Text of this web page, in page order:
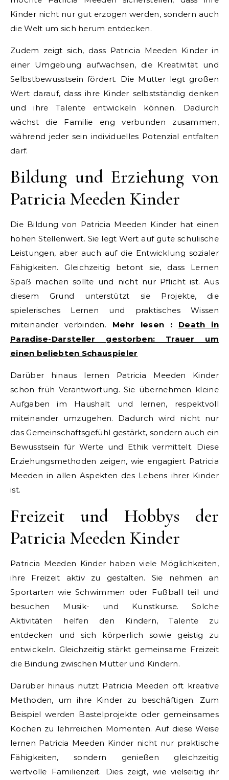
Kinder nicht nur gut erzogen werden, sondern auch
die Welt um sich herum entdecken.
Zudem zeigt sich, dass Patricia Meeden Kinder in
einer Umgebung aufwachsen, die Kreativität und
Selbstbewusstsein fördert. Die Mutter legt großen
Wert darauf, dass ihre Kinder selbstständig denken
und ihre Talente entwickeln können. Dadurch
wächst die Familie eng verbunden zusammen,
während jeder sein individuelles Potenzial entfalten
darf.
Bildung und Erziehung von
Patricia Meeden Kinder
Die Bildung von Patricia Meeden Kinder hat einen
hohen Stellenwert. Sie legt Wert auf gute schulische
Leistungen, aber auch auf die Entwicklung sozialer
Fähigkeiten. Gleichzeitig betont sie, dass Lernen
Spaß machen sollte und nicht nur Pflicht ist. Aus
diesem Grund unterstützt sie Projekte, die
spielerisches Lernen und praktisches Wissen
miteinander verbinden. Mehr lesen : Death in
Paradise-Darsteller gestorben: Trauer um
einen beliebten Schauspieler
Darüber hinaus lernen Patricia Meeden Kinder
schon früh Verantwortung. Sie übernehmen kleine
Aufgaben im Haushalt und lernen, respektvoll
miteinander umzugehen. Dadurch wird nicht nur
das Gemeinschaftsgefühl gestärkt, sondern auch ein
Bewusstsein für Werte und Ethik vermittelt. Diese
Erziehungsmethoden zeigen, wie engagiert Patricia
Meeden in allen Aspekten des Lebens ihrer Kinder
ist.
Freizeit und Hobbys der
Patricia Meeden Kinder
Patricia Meeden Kinder haben viele Möglichkeiten,
ihre Freizeit aktiv zu gestalten. Sie nehmen an
Sportarten wie Schwimmen oder Fußball teil und
besuchen Musik- und Kunstkurse. Solche
Aktivitäten helfen den Kindern, Talente zu
entdecken und sich körperlich sowie geistig zu
entwickeln. Gleichzeitig stärkt gemeinsame Freizeit
die Bindung zwischen Mutter und Kindern.
Darüber hinaus nutzt Patricia Meeden oft kreative
Methoden, um ihre Kinder zu beschäftigen. Zum
Beispiel werden Bastelprojekte oder gemeinsames
Kochen zu lehrreichen Momenten. Auf diese Weise
lernen Patricia Meeden Kinder nicht nur praktische
Fähigkeiten, sondern genießen gleichzeitig
wertvolle Familienzeit. Dies zeigt, wie vielseitig ihr